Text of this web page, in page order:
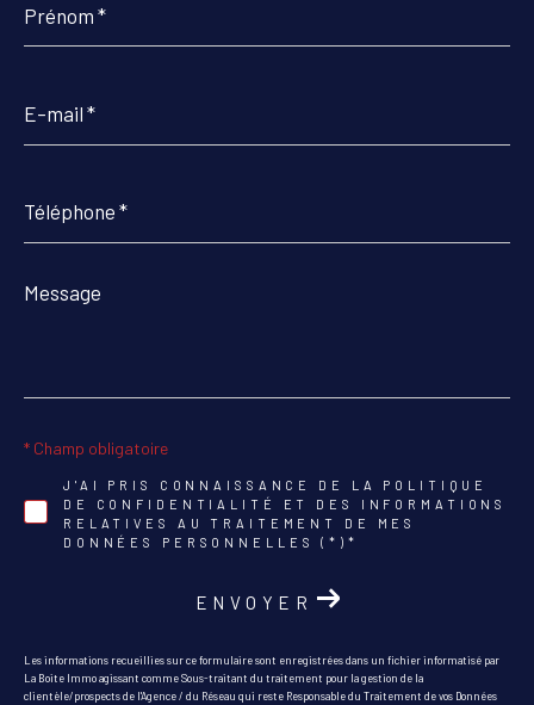
*
mail
*
Message
*
J'AI PRIS CONNAISSANCE DE LA POLITIQUE
DE CONFIDENTIALITÉ ET DES INFORMATIONS
RELATIVES AU TRAITEMENT DE MES
DONNÉES PERSONNELLES (*)*
* Champ obligatoire
ENVOYER
Les informations recueillies sur ce formulaire sont enregistrées dans un fichier informatisé par
La Boite Immo agissant comme Sous-traitant du traitement pour la gestion de la
clientèle/prospects de l'Agence / du Réseau qui reste Responsable du Traitement de vos Données